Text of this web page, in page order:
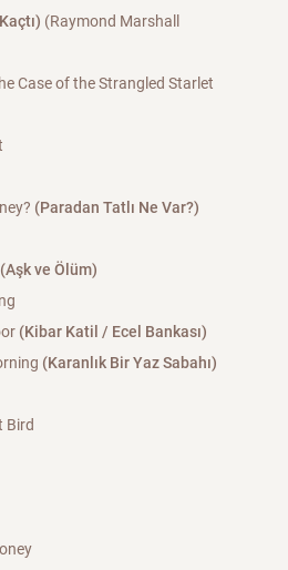
(Raymond Marshall
Case of the Strangled Starlet
(Paradan Tatlı Ne Var?)
(Aşk ve Ölüm)
(Kibar Katil / Ecel Bankası)
(Karanlık Bir Yaz Sabahı)
Bird